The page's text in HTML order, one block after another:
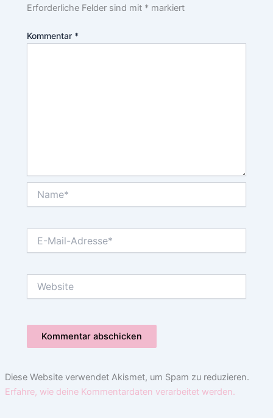
Erforderliche Felder sind mit * markiert
Kommentar *
Mail-
Diese Website verwendet Akismet, um Spam zu reduzieren.
Erfahre, wie deine Kommentardaten verarbeitet werden.